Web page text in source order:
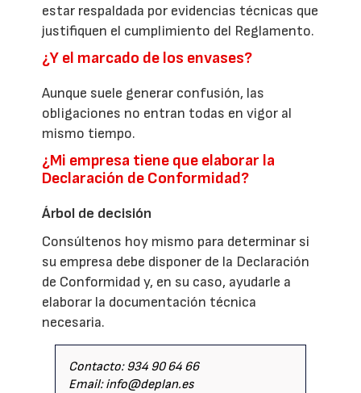
estar respaldada por evidencias técnicas que
justifiquen el cumplimiento del Reglamento.
¿Y el marcado de los envases?
Aunque suele generar confusión, las
obligaciones no entran todas en vigor al
mismo tiempo.
¿Mi empresa tiene que elaborar la
Declaración de Conformidad?
Árbol de decisión
Consúltenos hoy mismo para determinar si
su empresa debe disponer de la Declaración
de Conformidad y, en su caso, ayudarle a
elaborar la documentación técnica
necesaria.
Contacto: 934 90 64 66
Email: info@deplan.es